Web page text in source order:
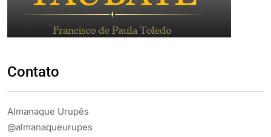
Contato
Almanaque Urupês
@almanaqueurupes